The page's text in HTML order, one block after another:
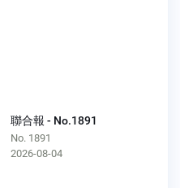
聯合報 - No.1891
No. 1891
2026-08-04